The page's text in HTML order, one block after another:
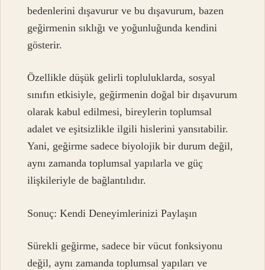
bedenlerini dışavurur ve bu dışavurum, bazen
geğirmenin sıklığı ve yoğunluğunda kendini
gösterir.
Özellikle düşük gelirli topluluklarda, sosyal
sınıfın etkisiyle, geğirmenin doğal bir dışavurum
olarak kabul edilmesi, bireylerin toplumsal
adalet ve eşitsizlikle ilgili hislerini yansıtabilir.
Yani, geğirme sadece biyolojik bir durum değil,
aynı zamanda toplumsal yapılarla ve güç
ilişkileriyle de bağlantılıdır.
Sonuç: Kendi Deneyimlerinizi Paylaşın
Sürekli geğirme, sadece bir vücut fonksiyonu
değil, aynı zamanda toplumsal yapıları ve